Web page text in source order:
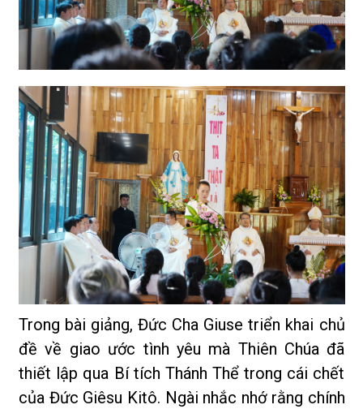
Trong bài giảng, Đức Cha Giuse triển khai chủ
đề về giao ước tình yêu mà Thiên Chúa đã
thiết lập qua Bí tích Thánh Thể trong cái chết
của Đức Giêsu Kitô. Ngài nhắc nhớ rằng chính